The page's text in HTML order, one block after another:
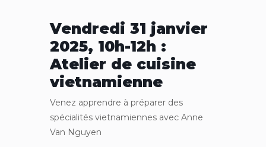
Vendredi 31 janvier
2025, 10h-12h :
Atelier de cuisine
vietnamienne
Venez apprendre à préparer des
spécialités vietnamiennes avec Anne
Van Nguyen